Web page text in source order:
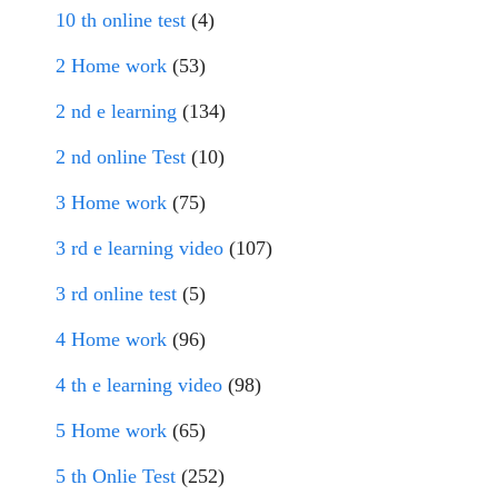
10 th online test (4)
2 Home work (53)
2 nd e learning (134)
2 nd online Test (10)
3 Home work (75)
3 rd e learning video (107)
3 rd online test (5)
4 Home work (96)
4 th e learning video (98)
5 Home work (65)
5 th Onlie Test (252)